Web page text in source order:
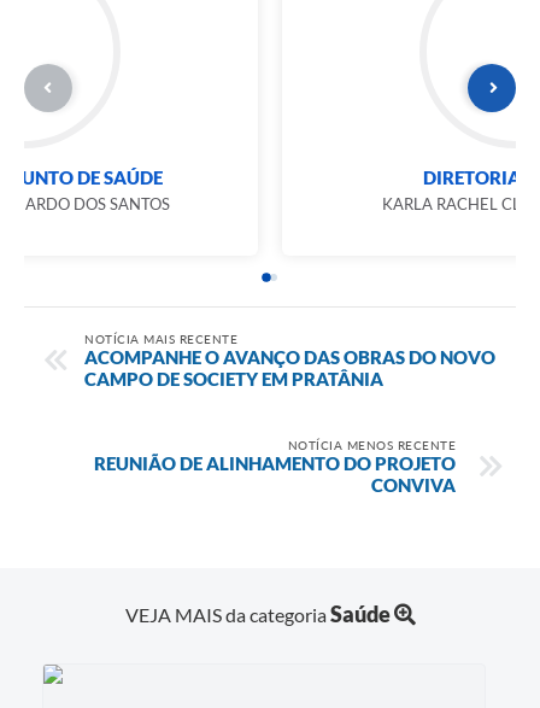
DIRETORIA ADJUNTO DE SAÚDE
ELIANA ROSA BERNARDO DOS SANTOS
NOTÍCIA MAIS RECENTE
ACOMPANHE O AVANÇO DAS OBRAS DO NOVO
CAMPO DE SOCIETY EM PRATÂNIA
NOTÍCIA MENOS RECENTE
REUNIÃO DE ALINHAMENTO DO PROJETO
CONVIVA
VEJA MAIS da categoriaSaúde